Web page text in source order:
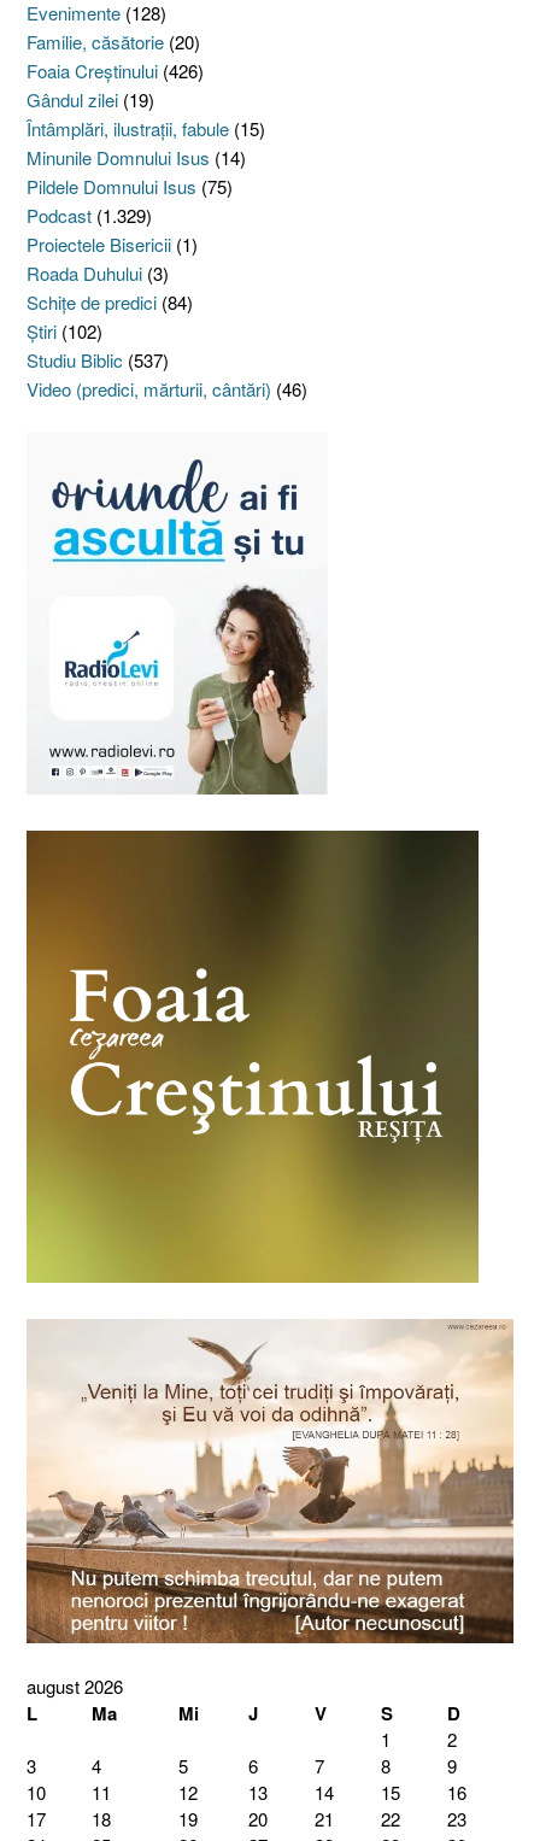
Evenimente (128)
Familie, căsătorie (20)
Foaia Creştinului (426)
Gândul zilei (19)
Întâmplări, ilustraţii, fabule (15)
Minunile Domnului Isus (14)
Pildele Domnului Isus (75)
Podcast (1.329)
Proiectele Bisericii (1)
Roada Duhului (3)
Schiţe de predici (84)
Ştiri (102)
Studiu Biblic (537)
Video (predici, mărturii, cântări) (46)
august 2026
L Ma Mi J V S D
1
2
3
4 5 6 7 8
9
10
11 12 13 14 15
16
17
18 19 20 21 22
23